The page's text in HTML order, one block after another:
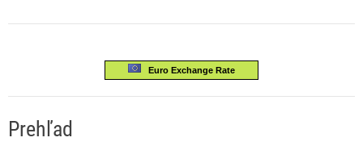
Euro Exchange Rate
Prehľad